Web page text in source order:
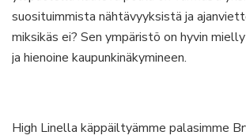
suosituimmista nähtävyyksistä ja
miksikäs ei? Sen ympäristö on hyvin
ja hienoine kaupunkinäkymineen.
High Linella käppäiltyämme palasimme